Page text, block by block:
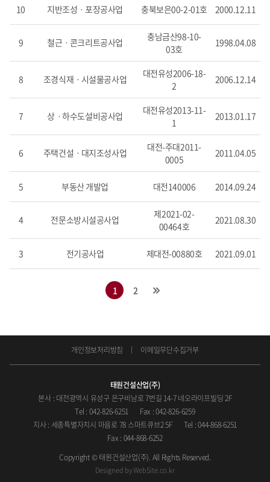
10 지반조성ㆍ포장공사업 충북보은00-2-01호 2000.12.11
9 철근ㆍ콘크리트공사업
충남금산98-10-
03호
1998.04.08
8 조경식재ㆍ시설물공사업
대전유성2006-18-
2
2006.12.14
7 상ㆍ하수도설비공사업
대전유성2013-11-
1
2013.01.17
6 주택건설ㆍ대지조성사업
대전-주대2011-
0005
2011.04.05
5 부동산 개발업 대전140006 2014.09.24
4 전문소방시설공사업
제2021-02-
00464호
2021.08.30
3 전기공사업 제대전-00880호 2021.09.01
1 2
개인정보처리방침 이메일무단수집거부
태원건설산업(주)
본사 : 대전광역시 유성구 은구비남로 7번길 14-7 네오라이프빌딩 2F
Tel : 042-826-6251
Fax : 042-826-6259
지사 : 세종특별자치시 마음로 78 스마트큐브2 5F
Tel : 044-868-6251
Fax : 044-868-6252
Copyright © 태원건설산업(주). All Rights Reserved.
Designed byWebSite.co.kr